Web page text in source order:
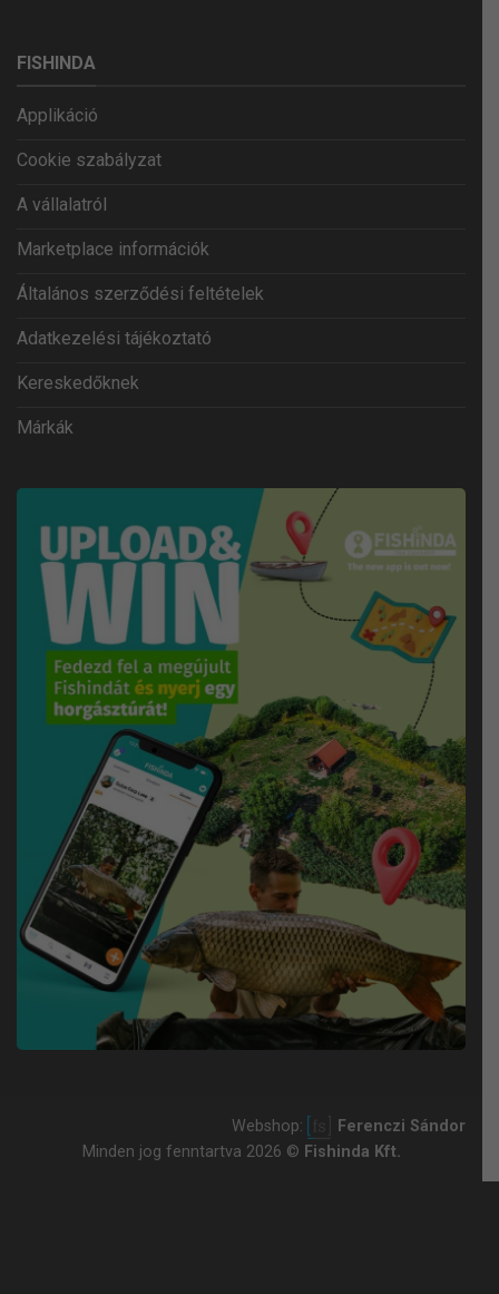
FISHINDA
Applikáció
Cookie szabályzat
A vállalatról
Marketplace információk
Általános szerződési feltételek
Adatkezelési tájékoztató
Kereskedőknek
Márkák
Webshop:
Ferenczi Sándor
Minden jog fenntartva 2026 © Fishinda Kft.